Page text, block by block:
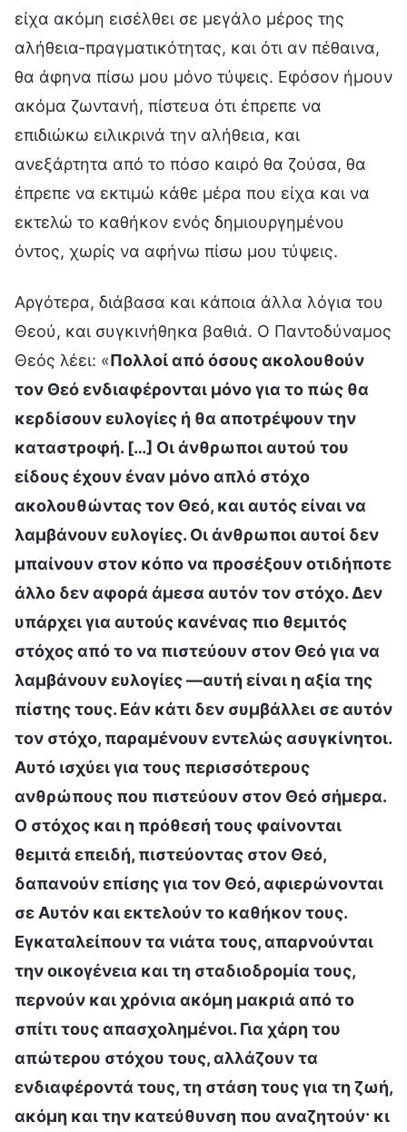
είχα ακόμη εισέλθει σε μεγάλο μέρος της
αλήθεια-πραγματικότητας, και ότι αν πέθαινα,
θα άφηνα πίσω μου μόνο τύψεις. Εφόσον ήμουν
ακόμα ζωντανή, πίστευα ότι έπρεπε να
επιδιώκω ειλικρινά την αλήθεια, και
ανεξάρτητα από το πόσο καιρό θα ζούσα, θα
έπρεπε να εκτιμώ κάθε μέρα που είχα και να
εκτελώ το καθήκον ενός δημιουργημένου
όντος, χωρίς να αφήνω πίσω μου τύψεις.
Αργότερα, διάβασα και κάποια άλλα λόγια του
Θεού, και συγκινήθηκα βαθιά. Ο Παντοδύναμος
Θεός λέει: «Πολλοί από όσους ακολουθούν
τον Θεό ενδιαφέρονται μόνο για το πώς θα
κερδίσουν ευλογίες ή θα αποτρέψουν την
καταστροφή. […] Οι άνθρωποι αυτού του
είδους έχουν έναν μόνο απλό στόχο
ακολουθώντας τον Θεό, και αυτός είναι να
λαμβάνουν ευλογίες. Οι άνθρωποι αυτοί δεν
μπαίνουν στον κόπο να προσέξουν οτιδήποτε
άλλο δεν αφορά άμεσα αυτόν τον στόχο. Δεν
υπάρχει για αυτούς κανένας πιο θεμιτός
στόχος από το να πιστεύουν στον Θεό για να
λαμβάνουν ευλογίες —αυτή είναι η αξία της
πίστης τους. Εάν κάτι δεν συμβάλλει σε αυτόν
τον στόχο, παραμένουν εντελώς ασυγκίνητοι.
Αυτό ισχύει για τους περισσότερους
ανθρώπους που πιστεύουν στον Θεό σήμερα.
Ο στόχος και η πρόθεσή τους φαίνονται
θεμιτά επειδή, πιστεύοντας στον Θεό,
δαπανούν επίσης για τον Θεό, αφιερώνονται
σε Αυτόν και εκτελούν το καθήκον τους.
Εγκαταλείπουν τα νιάτα τους, απαρνούνται
την οικογένεια και τη σταδιοδρομία τους,
περνούν και χρόνια ακόμη μακριά από το
σπίτι τους απασχολημένοι. Για χάρη του
απώτερου στόχου τους, αλλάζουν τα
ενδιαφέροντά τους, τη στάση τους για τη ζωή,
ακόμη και την κατεύθυνση που αναζητούν· κι